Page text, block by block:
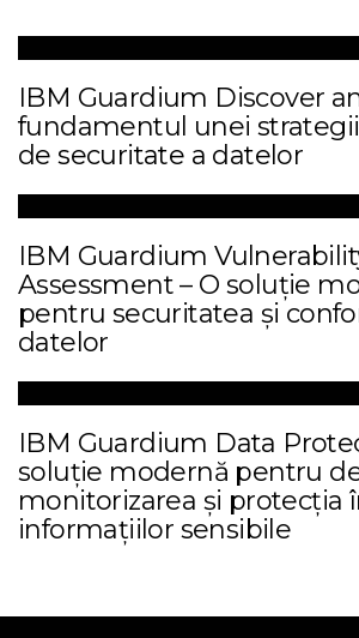
IBM Guardium Discover
fundamentul unei
de securitate a datelor
IBM Guardium
Assessment – O soluție
pentru securitatea și
datelor
IBM Guardium Data
soluție modernă pentru
monitorizarea și protecția
informațiilor sensibile